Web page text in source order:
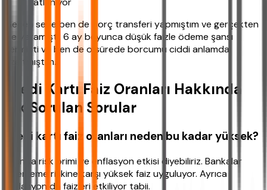
Geçen sene ben de borç transferi yapmıştım ve gerçekten
işe yaramıştı. 6 ay boyunca düşük faizle ödeme şansı
vermişti ve ben de o sürede borcumu ciddi anlamda
azaltmıştım.
Kredi Kartı Faiz Oranları Hakkında
Sık Sorulan Sorular
Kredi kartı faiz oranları neden bu kadar yüksek?
Aslında risk primi ve enflasyon etkisi diyebiliriz. Bankalar
ödememe riskine karşı yüksek faiz uyguluyor. Ayrıca
enflasyon da faizleri etkiliyor tabii.